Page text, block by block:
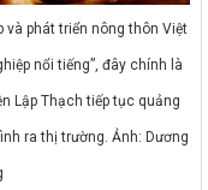
và phát triển nông thôn Việt
nổi tiếng”, đây chính là
Lập Thạch tiếp tục quảng
ra thị trường. Ảnh: Dương